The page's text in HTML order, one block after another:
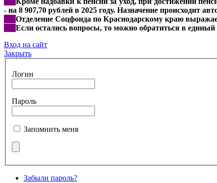
- на 8 907,70 рублей в 2025 году. Назначение происходит
Отделение Соцфонда по Краснодарскому краю
Если остались вопросы, то можно обратиться в
Вход на сайт
Закрыть
Логин
Пароль
Запомнить меня
Забыли пароль?